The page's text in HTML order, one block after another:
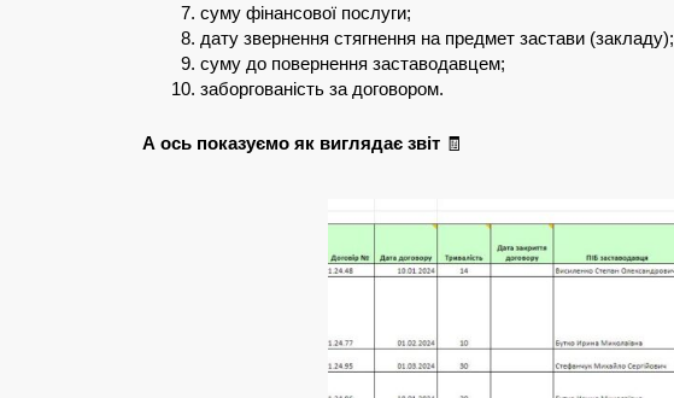
суму фінансової послуги;
дату звернення стягнення на предмет застави (закладу);
суму до повернення заставодавцем;
заборгованість за договором.
А ось показуємо як виглядає звіт🧾